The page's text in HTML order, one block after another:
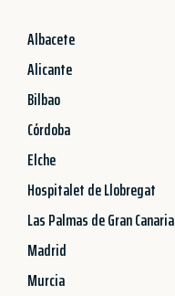
Albacete
Alicante
Bilbao
Córdoba
Elche
Hospitalet de Llobregat
Las Palmas de Gran Canaria
Madrid
Murcia